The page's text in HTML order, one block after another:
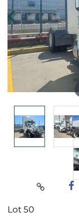
Lot 50